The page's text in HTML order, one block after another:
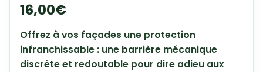
16,00€
Offrez à vos façades une protection
infranchissable : une barrière mécanique
discrète et redoutable pour dire adieu aux